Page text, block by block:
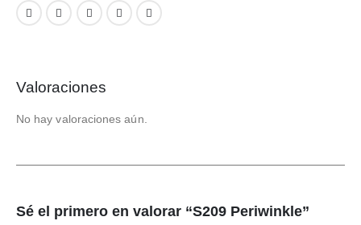
Valoraciones
No hay valoraciones aún.
Sé el primero en valorar “S209 Periwinkle”